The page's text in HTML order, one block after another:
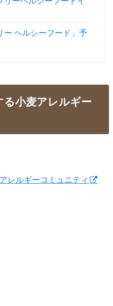
ー ヘルシーフード」予
小麦アレルギー
レルギーコミュニティ